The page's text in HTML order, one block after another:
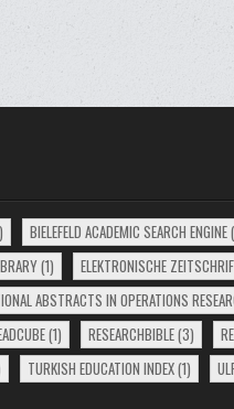
BIELEFELD ACADEMIC SEARCH ENGINE
(1) ELEKTRONISCHE
ABSTRACTS IN OPERATIONS
(1) RESEARCHBIBLE(3)
TURKISH EDUCATION INDEX(1)